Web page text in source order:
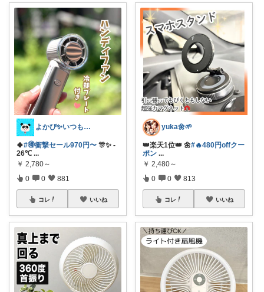
よかぴ✨いつも感謝です💖😊💖
🍀#🉐衝撃セール970円〜 🎊✨ -
26℃ ...
￥ 2,780～
0 0 881
コレ いいね
yuka🌼🌱‬‪
👑楽天1位👑 🌼#🔥480円offクー
ポン ...
￥ 2,480～
0 0 813
コレ いいね